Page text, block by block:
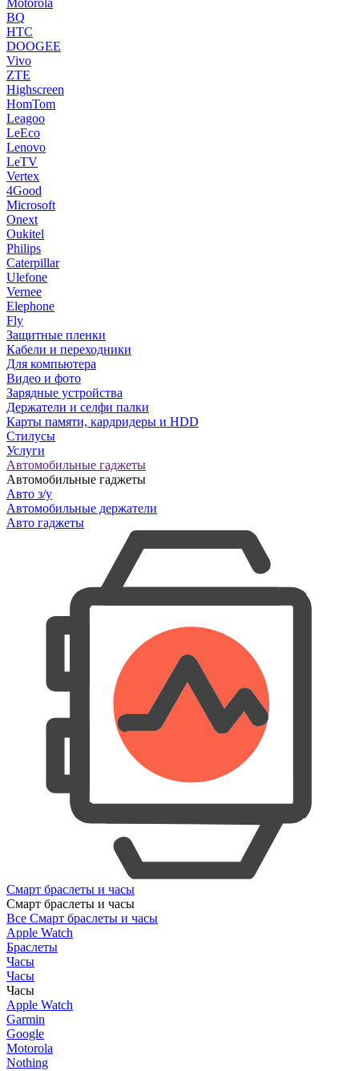
Motorola
BQ
HTC
DOOGEE
Vivo
ZTE
Highscreen
HomTom
Leagoo
LeEco
Lenovo
LeTV
Vertex
4Good
Microsoft
Onext
Oukitel
Philips
Caterpillar
Ulefone
Vernee
Elephone
Fly
Защитные пленки
Кабели и переходники
Для компьютера
Видео и фото
Зарядные устройства
Держатели и селфи палки
Карты памяти, кардридеры и HDD
Стилусы
Услуги
Автомобильные гаджеты
Автомобильные гаджеты
Авто з/у
Автомобильные держатели
Авто гаджеты
Смарт браслеты и часы
Смарт браслеты и часы
Все Смарт браслеты и часы
Apple Watch
Браслеты
Часы
Часы
Часы
Apple Watch
Garmin
Google
Motorola
Nothing